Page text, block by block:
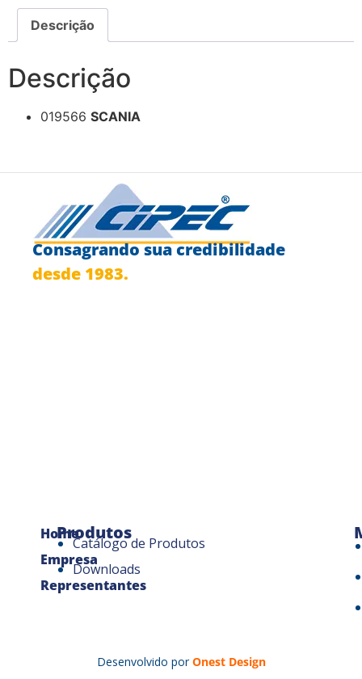
Descrição
Descrição
019566 SCANIA
Consagrando sua credibilidade
desde 1983.
Home
Empresa
Representantes
Produtos
Catálogo de Produtos
Downloads
Desenvolvido por Onest Design